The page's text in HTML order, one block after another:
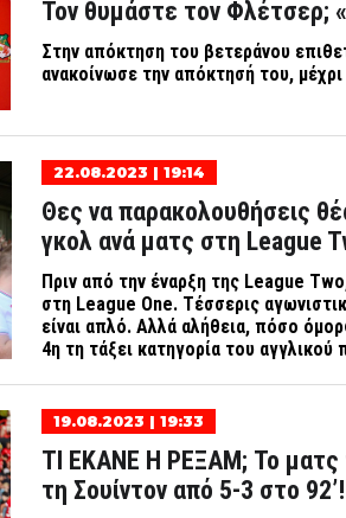
Τον θυμάστε τον Φλέτσερ;
Στην απόκτηση του βετεράνου
ανακοίνωσε την απόκτησή του,
22.08.2023 | 19:14
Θες να παρακολουθήσεις
γκολ ανά ματς στη League
Πριν από την έναρξη της League Two
στη League One. Τέσσερις
είναι απλό. Αλλά αλήθεια, πόσο
4η τη τάξει κατηγορία του
19.08.2023 | 19:33
ΤΙ ΕΚΑΝΕ Η ΡΕΞΑΜ; Το ματς
τη Σουίντον από 5-3 στο